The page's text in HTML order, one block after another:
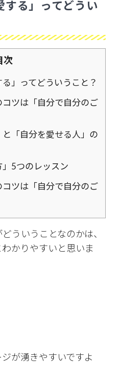
する」ってどうい
次
」ってどういうこと？
ツは「自分で自分のご
と「自分を愛せる人」の
」5つのレッスン
ツは「自分で自分のご
ういうことなのかは、
かりやすいと思いま
が湧きやすいですよ